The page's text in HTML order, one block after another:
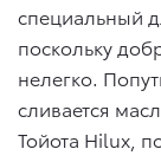
специальный
поскольку
нелегко.
сливается
Тойота Hilux,